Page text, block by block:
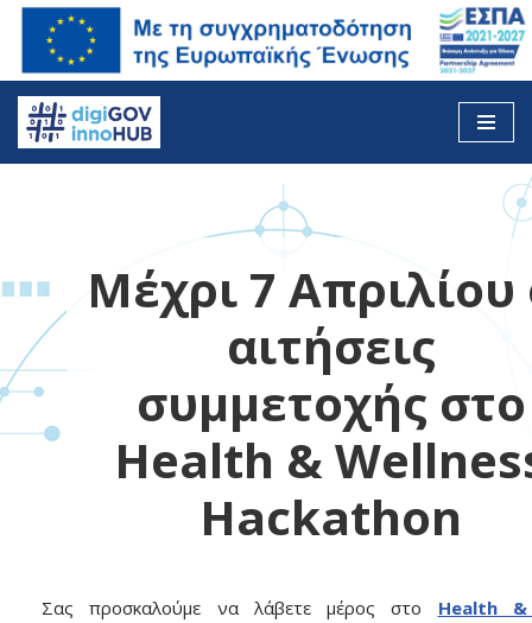
to
content
Μέχρι 7 Απριλίου
αιτήσεις
συμμετοχής στο
Health &
Hackathon
Σας προσκαλούμε να λάβετε μέρος στο Health &